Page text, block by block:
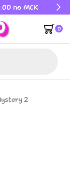
МСК
0
2